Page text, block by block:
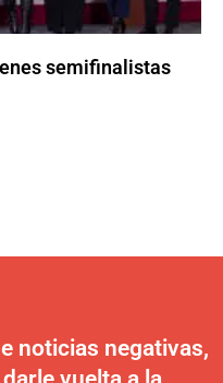
semifinalistas
noticias negativas,